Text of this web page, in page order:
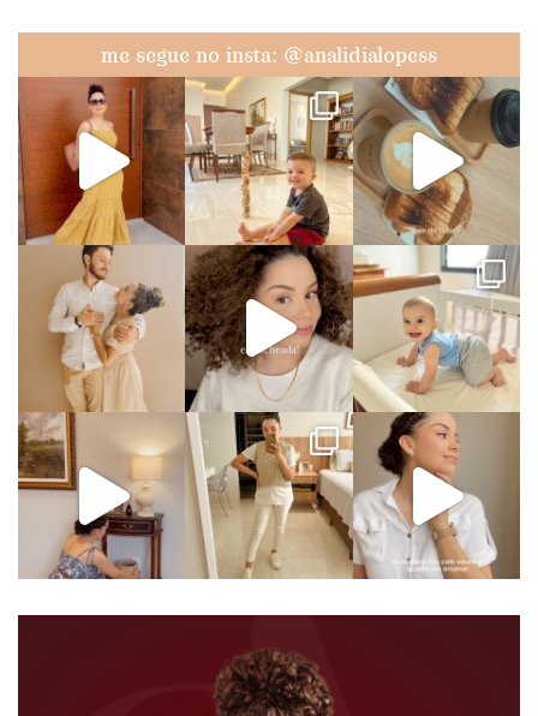
me segue no insta: @analidialopess